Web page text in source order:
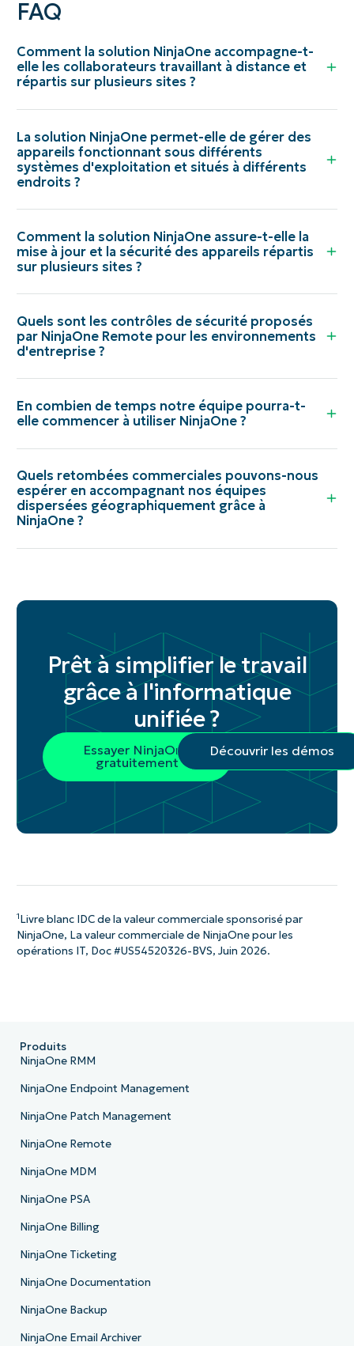
FAQ
Comment la solution NinjaOne accompagne-t-
elle les collaborateurs travaillant à distance et
répartis sur plusieurs sites ?
La solution NinjaOne permet-elle de gérer des
appareils fonctionnant sous différents
systèmes d'exploitation et situés à différents
endroits ?
Comment la solution NinjaOne assure-t-elle la
mise à jour et la sécurité des appareils répartis
sur plusieurs sites ?
Quels sont les contrôles de sécurité proposés
par NinjaOne Remote pour les environnements
d'entreprise ?
En combien de temps notre équipe pourra-t-
elle commencer à utiliser NinjaOne ?
Quels retombées commerciales pouvons-nous
espérer en accompagnant nos équipes
dispersées géographiquement grâce à
NinjaOne ?
Prêt à simplifier le travail
grâce à l'informatique
unifiée ?
Essayer NinjaOne
gratuitement
Découvrir les démos
1Livre blanc IDC de la valeur commerciale sponsorisé par
NinjaOne, La valeur commerciale de NinjaOne pour les
opérations IT, Doc #US54520326-BVS, Juin 2026.
Produits
NinjaOne RMM
NinjaOne Endpoint Management
NinjaOne Patch Management
NinjaOne Remote
NinjaOne MDM
NinjaOne PSA
NinjaOne Billing
NinjaOne Ticketing
NinjaOne Documentation
NinjaOne Backup
NinjaOne Email Archiver